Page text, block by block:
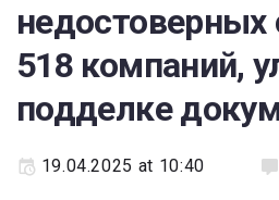
недостоверных
518 компаний,
подделке
19.04.2025 at 10:40